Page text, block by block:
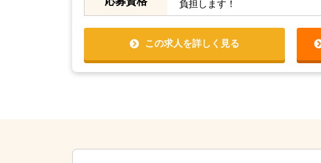
負担します！
この求人を詳しく見る